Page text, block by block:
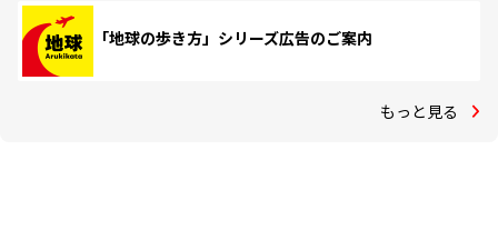
「地球の歩き方」シリーズ広告のご案内
もっと見る